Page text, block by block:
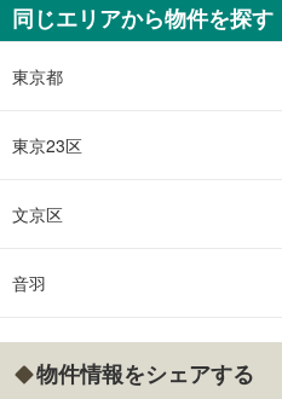
同じエリアから物件を探す
東京都
東京23区
文京区
音羽
物件情報をシェアする